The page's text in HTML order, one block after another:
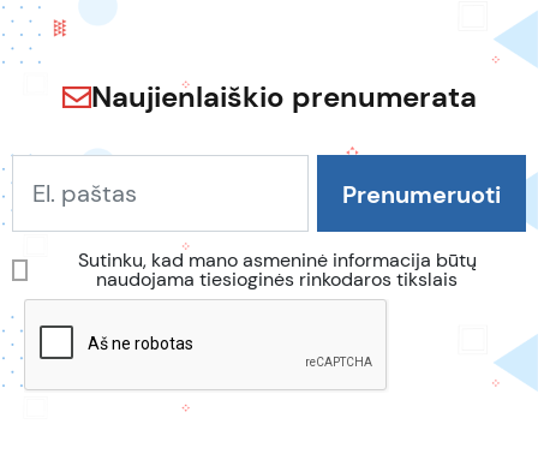
Naujienlaiškio prenumerata
Sutinku, kad mano asmeninė informacija būtų
naudojama tiesioginės rinkodaros tikslais